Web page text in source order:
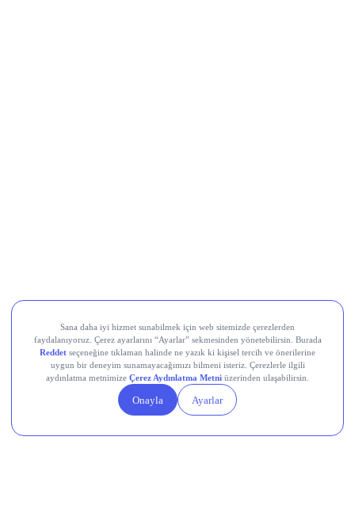
Teknik Analiz Nedir?